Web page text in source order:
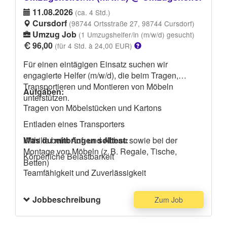
11.08.2026 (ca. 4 Std.)
Cursdorf (98744 Ortsstraße 27, 98744 Cursdorf)
Umzug Job (1 Umzugshelfer/in (m/w/d) gesucht)
96,00 (für 4 Std. à 24,00 EUR)
Für einen eintägigen Einsatz suchen wir
engagierte Helfer (m/w/d), die beim Tragen,
Transportieren und Montieren von Möbeln
unterstützen.
Aufgaben:
Tragen von Möbelstücken und Kartons
Entladen eines Transporters
Mithilfe beim Auf- und Abbau sowie bei der
Montage von Möbeln (z. B. Regale, Tische,
Betten)
Was du mitbringen solltest:
Körperliche Belastbarkeit
Teamfähigkeit und Zuverlässigkeit
Handwerkliches Geschick von Vorteil
Freundlicher Umgang mit anderen (Möbepackern
und Kunde)
Jobbeschreibung Zum Job